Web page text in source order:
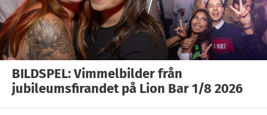
BILDSPEL: Vimmelbilder från
jubileumsfirandet på Lion Bar 1/8 2026